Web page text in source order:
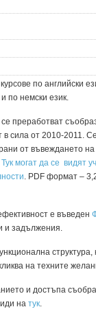
по английски
по немски език.
преработват
сила от 2010-2011.
от въвеждането на
Тук могат да се видят
. PDF формат –
е въведен
и задължения.
структура,
на техните
и достъпа
на тук.